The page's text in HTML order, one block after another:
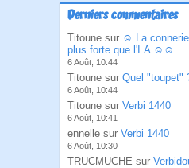
Derniers commentaires
Titoune sur ☺ La
plus forte que l'I.A ☺☺
6 Août, 10:44
Titoune sur Quel "toupet"
6 Août, 10:44
Titoune sur Verbi 1440
6 Août, 10:41
ennelle sur Verbi 1440
6 Août, 10:30
TRUCMUCHE sur